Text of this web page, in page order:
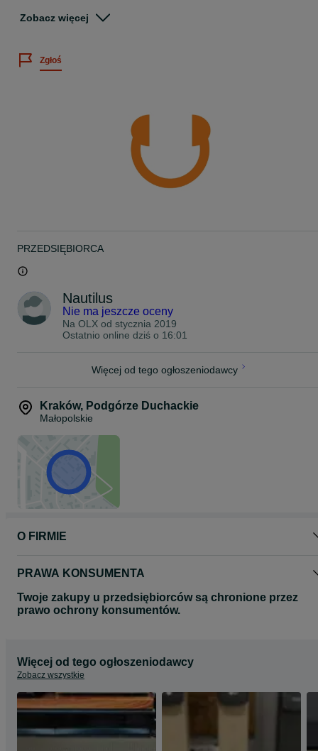
W razie pytań służymy Państwu pomocą.
Nautilus Kraków high-end hi-end hi-fi audio stereo soundbar kino
domowe telewizor
Zobacz więcej
Zgłoś
PRZEDSIĘBIORCA
Nautilus
Nie ma jeszcze oceny
Na OLX od stycznia 2019
Ostatnio online dziś o 16:01
Więcej od tego ogłoszeniodawcy
Kraków, Podgórze Duchackie
Małopolskie
O FIRMIE
PRAWA KONSUMENTA
Twoje zakupy u przedsiębiorców są chronione przez
prawo ochrony konsumentów.
Więcej od tego ogłoszeniodawcy
Zobacz wszystkie